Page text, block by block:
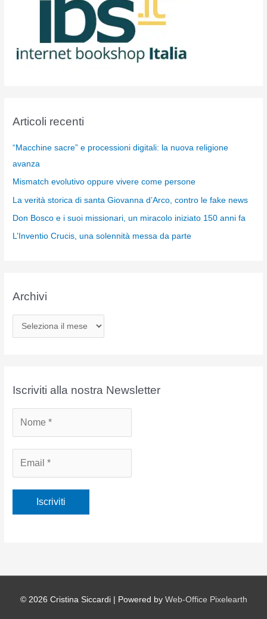
Articoli recenti
“Macchine sacre” e processioni digitali: la nuova religione
avanza
Mismatch evolutivo oppure vivere come persone
La verità storica di santa Giovanna d’Arco, contro le fake news
Don Bosco e i suoi missionari, un miracolo iniziato 150 anni fa
L’Inventio Crucis, una solennità messa da parte
Archivi
r
iIscriviti alla nostra Newsletter
© 2026 Cristina Siccardi| Powered by Web-Office Pixelearth